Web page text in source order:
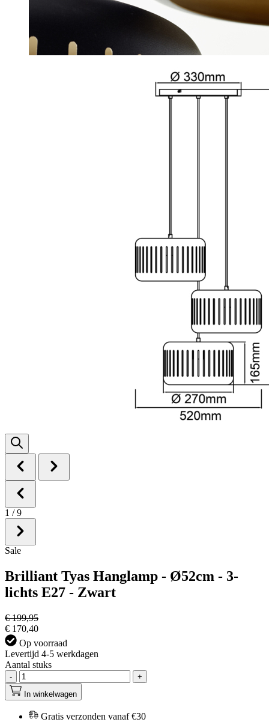
1 / 9
Sale
Brilliant Tyas Hanglamp - Ø52cm - 3-
lichts E27 - Zwart
€ 199,95
€ 170,40
Op voorraad
Levertijd 4-5 werkdagen
Aantal stuks
-
+
In winkelwagen
Gratis verzonden vanaf €30